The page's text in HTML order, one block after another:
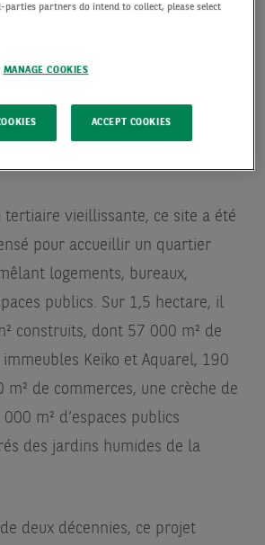
Seine Ouest Aménagement et
projets de reconquête des
plus emblématiques d’Île-de-
tertiaire vieillissante, ce site a été
pour accueillir un quartier
logements, bureaux,
publics. Sur 1,5 hectare, il
construits, dont 57 000 m² de
Keïko et Aquarel, 190
m² de commerces, une crèche de
m² d’espaces publics
des jardins humides de la
deux décennies, ce projet
parties partners do intend to collect, please select
MANAGE COOKIES
ACCEPT COOKIES